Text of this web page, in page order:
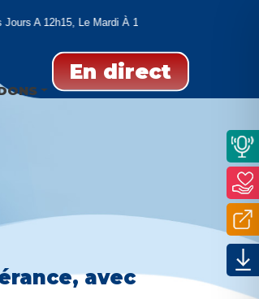
A 12h15, Le Mardi À 11h15
En direct
avec